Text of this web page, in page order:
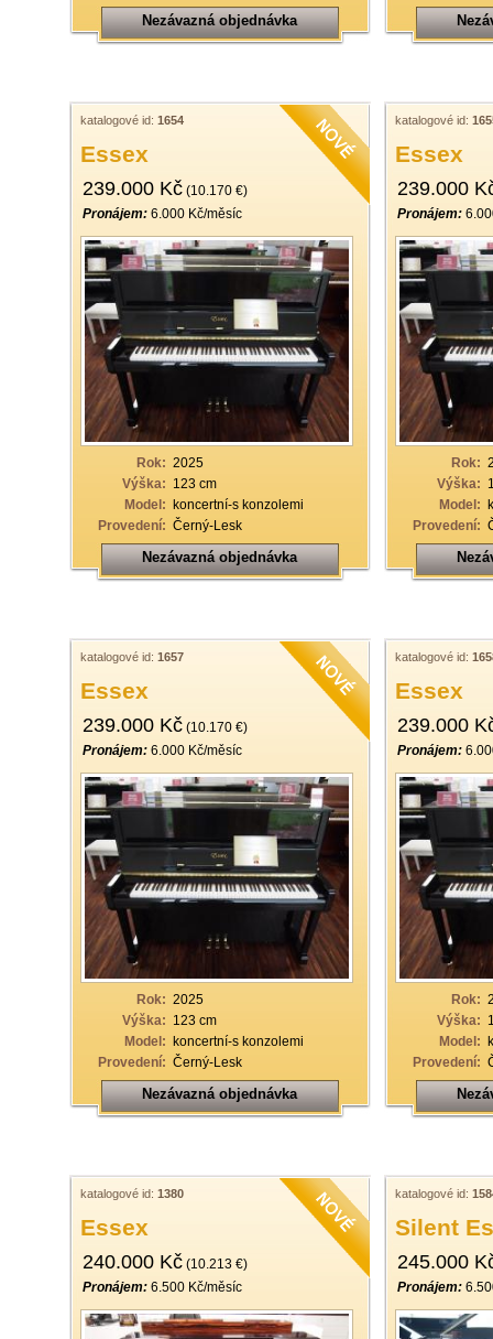
Nezávazná objednávka
katalogové id: 1654
Essex
239.000 Kč (10.170 €)
Pronájem: 6.000 Kč/měsíc
Rok: 2025
Výška: 123 cm
Model: koncertní-s konzolemi
Provedení: Černý-Lesk
Nezávazná objednávka
katalogové id:
Essex
239.000
Pronájem:
Rok:
Výška:
Model:
Provedení:
katalogové id: 1657
Essex
239.000 Kč (10.170 €)
Pronájem: 6.000 Kč/měsíc
Rok: 2025
Výška: 123 cm
Model: koncertní-s konzolemi
Provedení: Černý-Lesk
Nezávazná objednávka
katalogové id:
Essex
239.000
Pronájem:
Rok:
Výška:
Model:
Provedení:
katalogové id: 1380
Essex
240.000 Kč (10.213 €)
Pronájem: 6.500 Kč/měsíc
katalogové id:
Silent
245.000
Pronájem: